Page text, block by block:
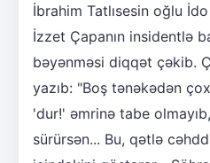
İbrahim Tatlısesin oğlu
İzzet Çapanın insidentlə
bəyənməsi diqqət çəkib.
yazıb: "Boş tənəkədən
'dur!' əmrinə tabe
sürürsən... Bu, qətlə